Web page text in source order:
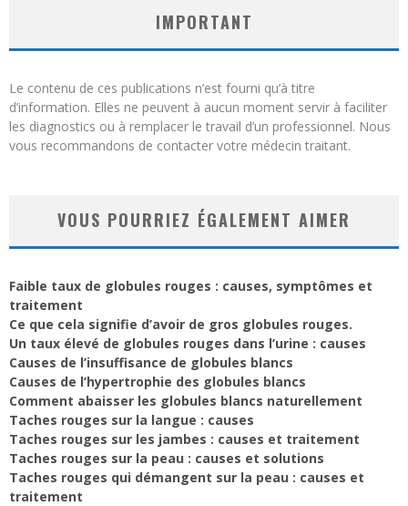
IMPORTANT
Le contenu de ces publications n’est fourni qu’à titre
d’information. Elles ne peuvent à aucun moment servir à faciliter
les diagnostics ou à remplacer le travail d’un professionnel. Nous
vous recommandons de contacter votre médecin traitant.
VOUS POURRIEZ ÉGALEMENT AIMER
Faible taux de globules rouges : causes, symptômes et
traitement
Ce que cela signifie d’avoir de gros globules rouges.
Un taux élevé de globules rouges dans l’urine : causes
Causes de l’insuffisance de globules blancs
Causes de l’hypertrophie des globules blancs
Comment abaisser les globules blancs naturellement
Taches rouges sur la langue : causes
Taches rouges sur les jambes : causes et traitement
Taches rouges sur la peau : causes et solutions
Taches rouges qui démangent sur la peau : causes et
traitement